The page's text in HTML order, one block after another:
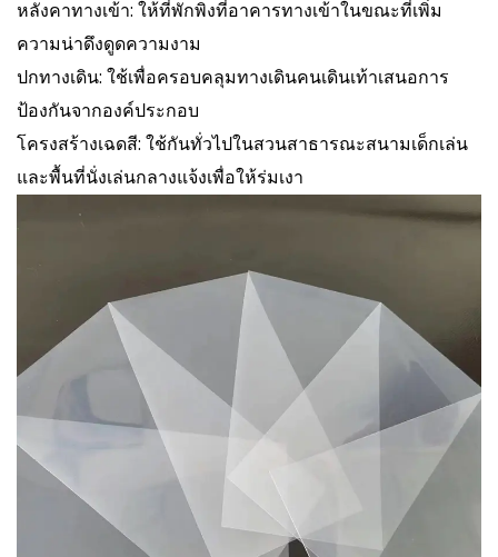
หลังคาทางเข้า: ให้ที่พักพิงที่อาคารทางเข้าในขณะที่เพิ่ม
ความน่าดึงดูดความงาม
ปกทางเดิน: ใช้เพื่อครอบคลุมทางเดินคนเดินเท้าเสนอการ
ป้องกันจากองค์ประกอบ
โครงสร้างเฉดสี: ใช้กันทั่วไปในสวนสาธารณะสนามเด็กเล่น
และพื้นที่นั่งเล่นกลางแจ้งเพื่อให้ร่มเงา